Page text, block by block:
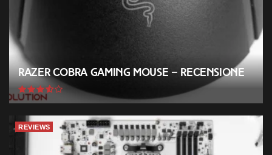
Razer Cobra Gaming Mouse – Recensione
REVIEWS